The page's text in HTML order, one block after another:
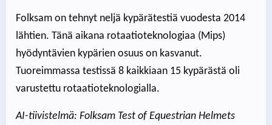
Folksam on tehnyt neljä kypärätestiä vuodesta 2014
lähtien. Tänä aikana rotaatioteknologiaa (Mips)
hyödyntävien kypärien osuus on kasvanut.
Tuoreimmassa testissä 8 kaikkiaan 15 kypärästä oli
varustettu rotaatioteknologialla.
AI-tiivistelmä: Folksam Test of Equestrian Helmets